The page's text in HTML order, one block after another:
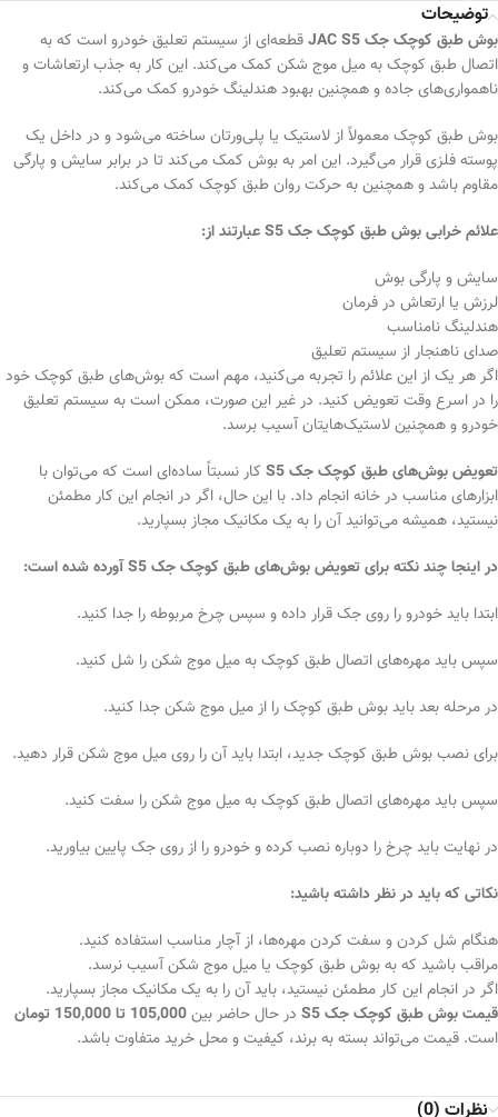
توضیحات
بوش طبق کوچک جک JAC S5
قطعه‌ای از سیستم تعلیق خودرو است که به
اتصال طبق کوچک به میل موج شکن کمک می‌کند. این کار به جذب ارتعاشات و
ناهمواری‌های جاده و همچنین بهبود هندلینگ خودرو کمک می‌کند.
بوش طبق کوچک معمولاً از لاستیک یا پلی‌ورتان ساخته می‌شود و در داخل یک
پوسته فلزی قرار می‌گیرد. این امر به بوش کمک می‌کند تا در برابر سایش و پارگی
مقاوم باشد و همچنین به حرکت روان طبق کوچک کمک می‌کند.
علائم خرابی بوش طبق کوچک جک S5 عبارتند از:
سایش و پارگی بوش
لرزش یا ارتعاش در فرمان
هندلینگ نامناسب
صدای ناهنجار از سیستم تعلیق
اگر هر یک از این علائم را تجربه می‌کنید، مهم است که بوش‌های طبق کوچک خود
را در اسرع وقت تعویض کنید. در غیر این صورت، ممکن است به سیستم تعلیق
خودرو و همچنین لاستیک‌هایتان آسیب برسد.
تعویض بوش‌های طبق کوچک جک S5
کار نسبتاً ساده‌ای است که می‌توان با
ابزارهای مناسب در خانه انجام داد. با این حال، اگر در انجام این کار مطمئن
نیستید، همیشه می‌توانید آن را به یک مکانیک مجاز بسپارید.
در اینجا چند نکته برای تعویض بوش‌های طبق کوچک جک S5 آورده شده است:
ابتدا باید خودرو را روی جک قرار داده و سپس چرخ مربوطه را جدا کنید.
سپس باید مهره‌های اتصال طبق کوچک به میل موج شکن را شل کنید.
در مرحله بعد باید بوش طبق کوچک را از میل موج شکن جدا کنید.
برای نصب بوش طبق کوچک جدید، ابتدا باید آن را روی میل موج شکن قرار دهید.
سپس باید مهره‌های اتصال طبق کوچک به میل موج شکن را سفت کنید.
در نهایت باید چرخ را دوباره نصب کرده و خودرو را از روی جک پایین بیاورید.
نکاتی که باید در نظر داشته باشید:
هنگام شل کردن و سفت کردن مهره‌ها، از آچار مناسب استفاده کنید.
مراقب باشید که به بوش طبق کوچک یا میل موج شکن آسیب نرسد.
اگر در انجام این کار مطمئن نیستید، باید آن را به یک مکانیک مجاز بسپارید.
قیمت بوش طبق کوچک جک S5
در حال حاضر بین105,000 تا 150,000 تومان
است. قیمت می‌تواند بسته به برند، کیفیت و محل خرید متفاوت باشد.
نظرات (0)